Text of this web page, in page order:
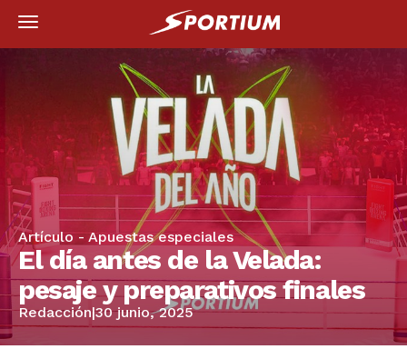
Artículo -Apuestas especiales
El día antes de la Velada:
pesaje y preparativos finales
Redacción|30 junio, 2025